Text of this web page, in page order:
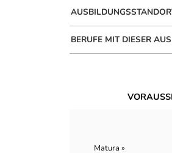
BERUFE MIT DIESER
Matura »